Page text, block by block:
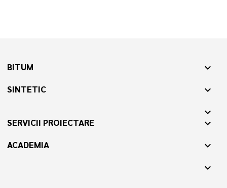
BITUM expand_more
SINTETIC
expand_more
expand_more
SERVICII PROIECTARE expand_more
ACADEMIA
expand_more
expand_more